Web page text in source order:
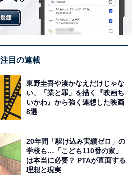
注目の連載
東野圭吾や湊かなえだけじゃな
い、「業と罪」を描く『映画ち
いかわ』から強く連想した映画
8選
20年間「駆け込み実績ゼロ」の
学校も…「こども110番の家」
は本当に必要？ PTAが直面する
理想と現実